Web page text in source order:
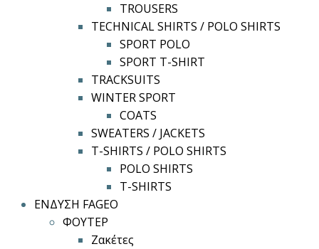
TROUSERS
TECHNICAL SHIRTS / POLO SHIRTS
SPORT POLO
SPORT T-SHIRT
TRACKSUITS
WINTER SPORT
COATS
SWEATERS / JACKETS
T-SHIRTS / POLO SHIRTS
POLO SHIRTS
T-SHIRTS
ΕΝΔΥΣΗ FAGEO
ΦΟΥΤΕΡ
Ζακέτες